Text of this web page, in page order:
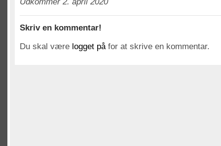
Skriv en kommentar!
Du skal være logget påfor at skrive en kommentar.